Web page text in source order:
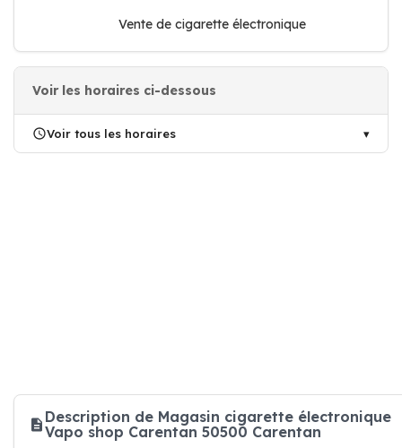
Vente de cigarette électronique
Voir les horaires ci-dessous
Voir tous les horaires
Description de Magasin cigarette électronique
Vapo shop Carentan 50500 Carentan